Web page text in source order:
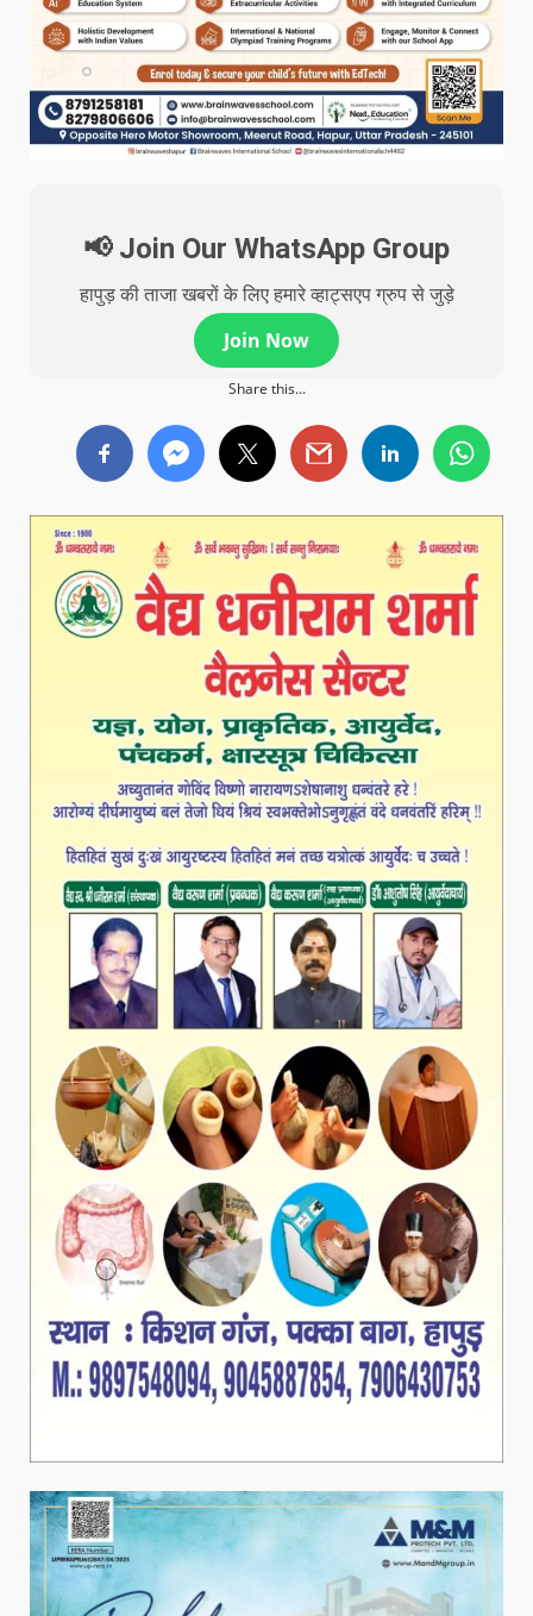
📢 Join Our WhatsApp Group
हापुड़ की ताजा खबरों के लिए हमारे व्हाट्सएप ग्रुप से जुड़े
Join Now
Share this...